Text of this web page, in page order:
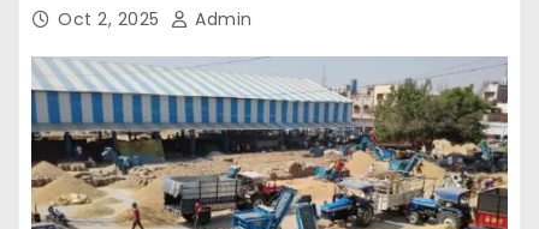
Oct 2, 2025 Admin